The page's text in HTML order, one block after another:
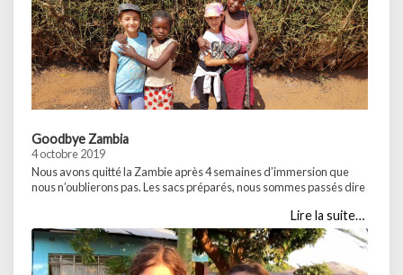
Goodbye Zambia
4 octobre 2019
Nous avons quitté la Zambie après 4 semaines d’immersion que
nous n’oublierons pas. Les sacs préparés, nous sommes passés dire
Christine), puis nous avons rejoint l’école. Les adieux furent brefs, et
tant mieux pour les enfants. La vie continue. D’autres volontaires
nous succèderont et … Partager :WhatsApp...
Lire la suite…